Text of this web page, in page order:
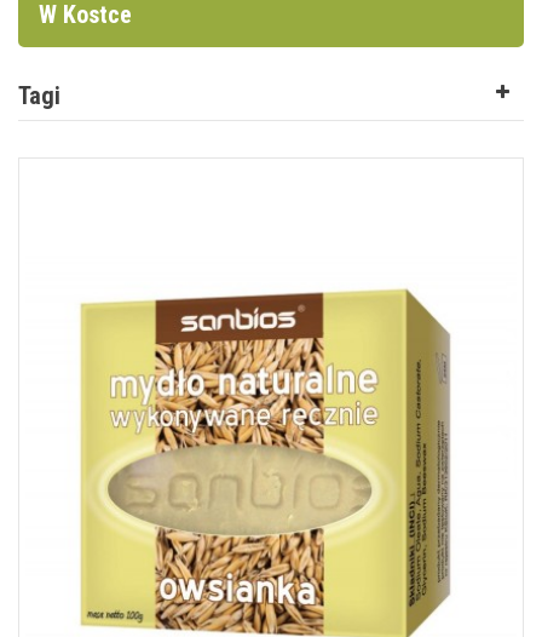
W Kostce
Tagi